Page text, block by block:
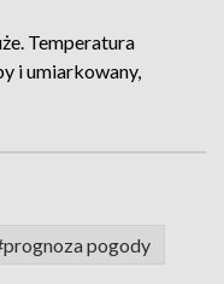
Temperatura
i umiarkowany,
pogody